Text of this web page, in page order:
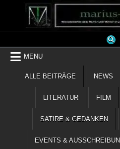
MENU
ALLE BEITRÄGE NEWS
LITERATUR FILM
SATIRE & GEDANKEN
EVENTS &